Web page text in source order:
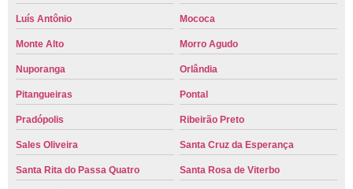
Luís Antônio Mococa
Monte Alto Morro Agudo
Nuporanga Orlândia
Pitangueiras Pontal
Pradópolis Ribeirão Preto
Sales Oliveira Santa Cruz da Esperança
Santa Rita do Passa Quatro Santa Rosa de Viterbo